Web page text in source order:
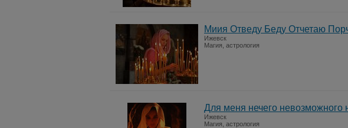
Миия Отведу Беду Отчетаю
Ижевск
Магия, астрология
Для меня нечего невозможного
Ижевск
Магия, астрология